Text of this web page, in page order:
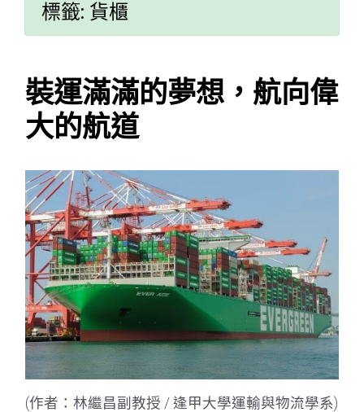
標籤: 貨櫃
裝運滿滿的夢想，航向偉
大的航道
(作者：林繼昌副教授 / 逢甲大學運輸與物流學系)